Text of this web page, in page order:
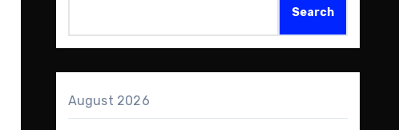
Search
August 2026